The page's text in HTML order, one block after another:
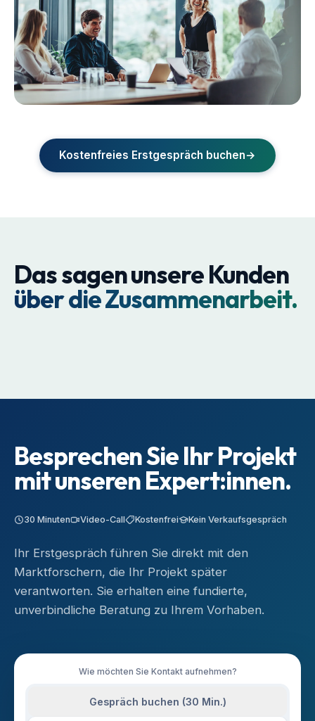
Kostenfreies Erstgespräch buchen→
Das sagen unsere Kunden
über die Zusammenarbeit.
Dahlmeier
Supply
Chain
Excellence
Anna
Lochner
Stabstelle
Besprechen Sie Ihr Projekt
mit unserenExpert:innen.
30 Minuten Video-Call Kostenfrei Kein Verkaufsgespräch
Ihr Erstgespräch führen Sie direkt mit den
Marktforschern, die Ihr Projekt später
verantworten. Sie erhalten eine fundierte,
unverbindliche Beratung zu Ihrem Vorhaben.
Wie möchten Sie Kontakt aufnehmen?
Gespräch buchen (30 Min.)